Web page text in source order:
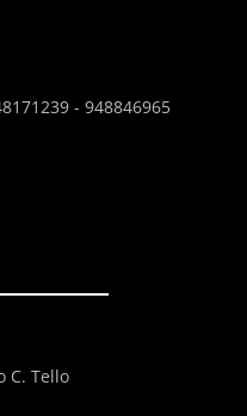
- 948846965
C. Tello